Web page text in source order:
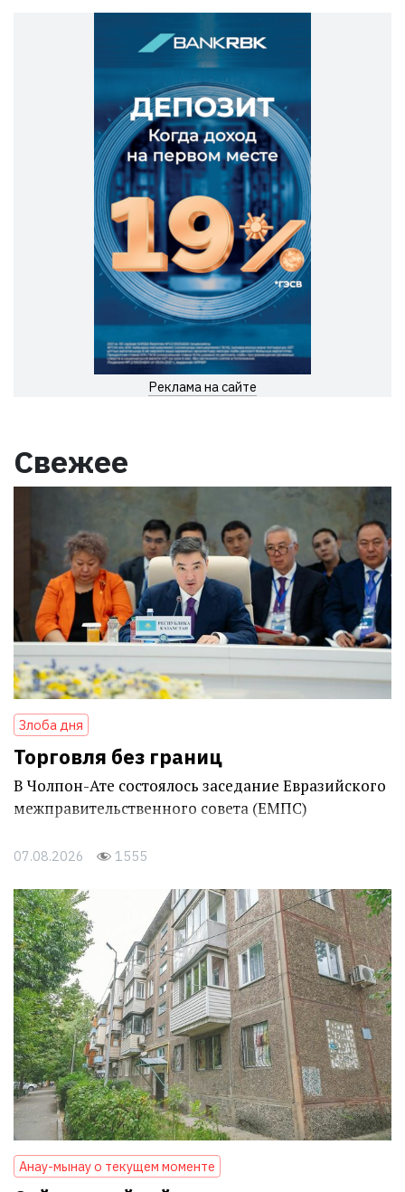
Реклама на сайте
Свежее
Злоба дня
Торговля без границ
В Чолпон-Ате состоялось заседание Евразийского
межправительственного совета (ЕМПС)
07.08.2026 1555
Анау-мынау о текущем моменте